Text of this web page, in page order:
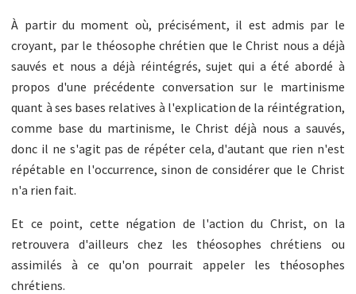
À partir du moment où, précisément, il est admis par le
croyant, par le théosophe chrétien que le Christ nous a déjà
sauvés et nous a déjà réintégrés, sujet qui a été abordé à
propos d'une précédente conversation sur le martinisme
quant à ses bases relatives à l'explication de la réintégration,
comme base du martinisme, le Christ déjà nous a sauvés,
donc il ne s'agit pas de répéter cela, d'autant que rien n'est
répétable en l'occurrence, sinon de considérer que le Christ
n'a rien fait.
Et ce point, cette négation de l'action du Christ, on la
retrouvera d'ailleurs chez les théosophes chrétiens ou
assimilés à ce qu'on pourrait appeler les théosophes
chrétiens.